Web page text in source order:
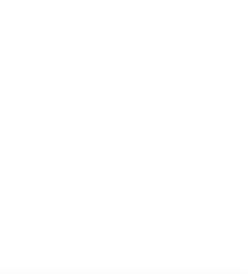
migros user/